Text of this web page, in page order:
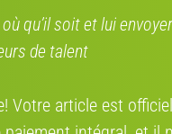
Où se situe le vélo
qu’il soit et lui
de talent
Votre article est